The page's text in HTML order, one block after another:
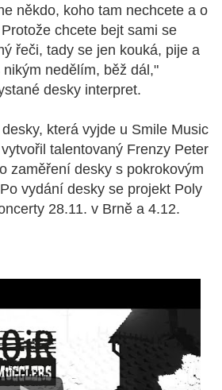
někdo, koho tam nechcete a o
chcete bejt sami se
řeči, tady se jen kouká, pije a
nedělím, běž dál,"
desky interpret.
která vyjde u Smile Music
talentovaný Frenzy Peter
zaměření desky s pokrokovým
vydání desky se projekt Poly
28.11. v Brně a 4.12.